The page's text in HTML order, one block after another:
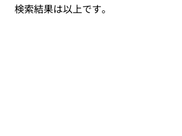
検索結果は以上です。